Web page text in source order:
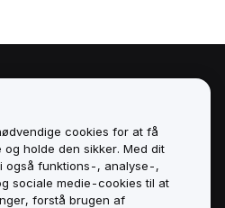
over politikken for
og
cookies for at få
holde den sikker. Med dit
også funktions-, analyse-,
sociale medie-cookies til at
forstå brugen af